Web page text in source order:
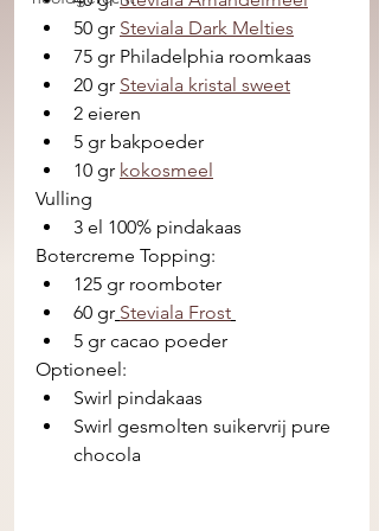
50 gr Steviala Dark Melties
75 gr Philadelphia roomkaas
20 gr Steviala kristal sweet
2 eieren
5 gr bakpoeder
10 gr kokosmeel
Vulling
3 el 100% pindakaas
Botercreme Topping:
125 gr roomboter
60 gr Steviala Frost
5 gr cacao poeder
Optioneel:
Swirl pindakaas
Swirl gesmolten suikervrij pure
chocola